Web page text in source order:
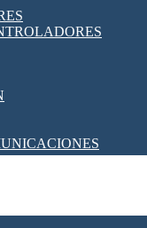
DE CORRIENTE
PROGRAMABLES